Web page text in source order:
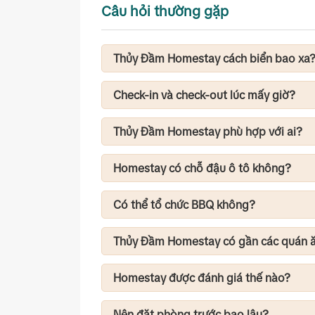
Câu hỏi thường gặp
Thủy Đầm Homestay cách biển bao xa?
Đây là một trong những homestay gần
30 bước chân là đến bãi biển, rất thuận
Check-in và check-out lúc mấy giờ?
Check-in: 14:00
Check-out: 12:00
Thủy Đầm Homestay phù hợp với ai?
Homestay phù hợp với:
Cặp đôi
Nhóm bạn
Khách du lịch nghỉ dưỡng
Người thích biển và chụp ảnh
Homestay có chỗ đậu ô tô không?
Có. Homestay có khu vực để xe cho cả
Có thể tổ chức BBQ không?
Nếu đi theo nhóm, bạn nên liên hệ trước
vụ hỗ trợ.
Thủy Đầm Homestay có gần các quán
Có. Xung quanh homestay có nhiều
du lịch, thuận tiện cho việc ăn uống mà
Homestay được đánh giá thế nào?
Hiện Thủy Đầm Homestay có 4.2/5 sao